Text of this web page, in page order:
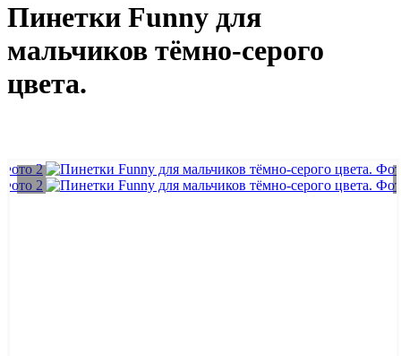
Пинетки Funny для
мальчиков тёмно-серого
цвета.